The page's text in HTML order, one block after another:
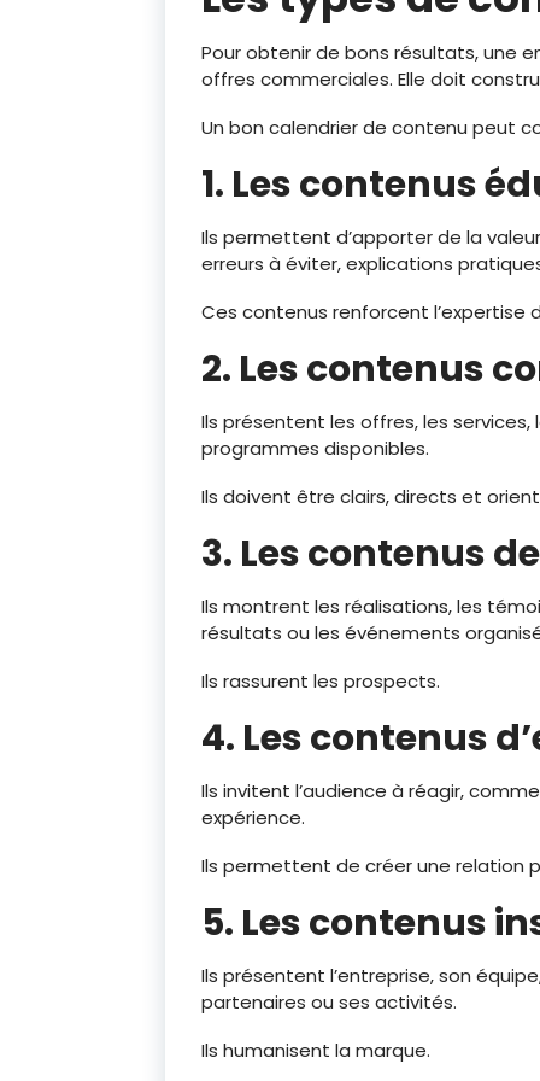
Pour obtenir de bons résultats, une
offres commerciales. Elle doit
Un bon calendrier de contenu peut
1. Les contenus
Ils permettent d’apporter de la
erreurs à éviter, explications
Ces contenus renforcent l’expertise
2. Les contenus
Ils présentent les offres, les
programmes disponibles.
Ils doivent être clairs, directs et
3. Les contenus
Ils montrent les réalisations, les
résultats ou les événements
Ils rassurent les prospects.
4. Les contenus
Ils invitent l’audience à réagir,
expérience.
Ils permettent de créer une relation
5. Les contenus
Ils présentent l’entreprise, son
partenaires ou ses activités.
Ils humanisent la marque.